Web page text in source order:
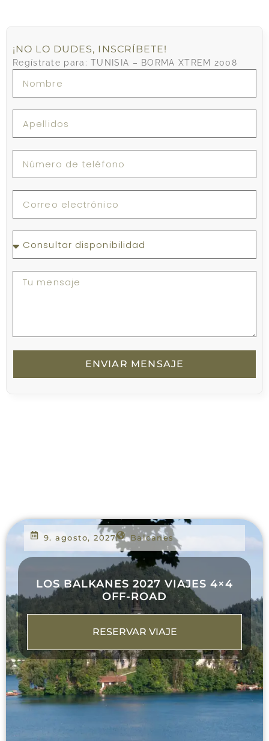
¡NO LO DUDES, INSCRÍBETE!
Regístrate para: TUNISIA – BORMA XTREM 2008
ENVIAR MENSAJE
9. agosto, 2027 Balcanes
LOS BALKANES 2027 VIAJES 4×4
OFF-ROAD
RESERVAR VIAJE